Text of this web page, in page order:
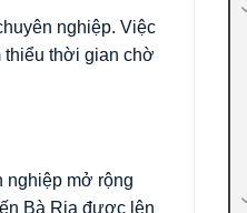
nghiệp. Việc
thiểu thời gian chờ
nghiệp mở rộng
Bà Rịa được lên